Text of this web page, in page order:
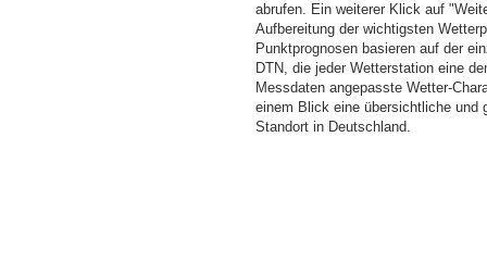
abrufen. Ein weiterer Klick auf
Aufbereitung der wichtigsten
Punktprognosen basieren auf der
DTN, die jeder Wetterstation eine
Messdaten angepasste Wetter-
einem Blick eine übersichtliche und
Standort in Deutschland.